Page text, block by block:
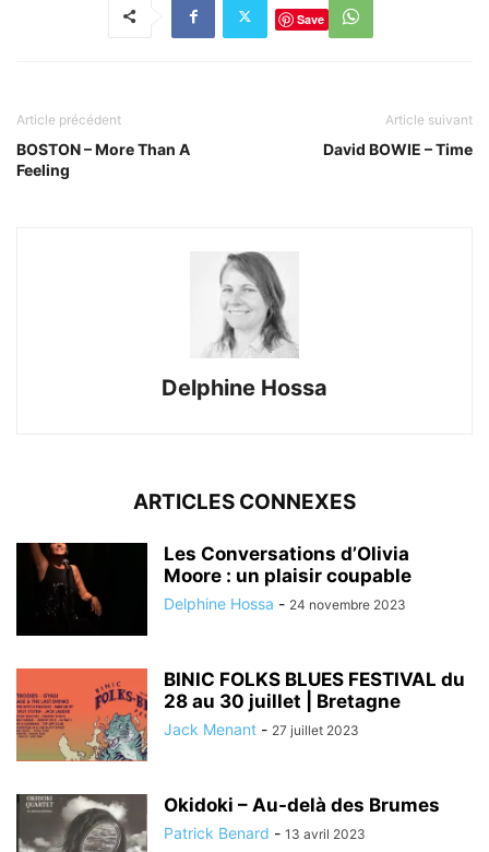
Save
Article précédent
BOSTON – More Than A
Feeling
Article suivant
David BOWIE – Time
Delphine Hossa
ARTICLES CONNEXES
Les Conversations d’Olivia
Moore : un plaisir coupable
Delphine Hossa - 24 novembre 2023
BINIC FOLKS BLUES FESTIVAL du
28 au 30 juillet | Bretagne
Jack Menant - 27 juillet 2023
Okidoki – Au-delà des Brumes
Patrick Benard - 13 avril 2023